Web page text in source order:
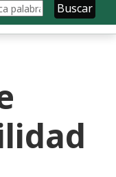
Buscar